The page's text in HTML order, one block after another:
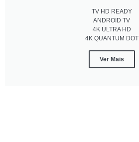
TV HD READY
ANDROID TV
4K ULTRA HD
4K QUANTUM DOT
Ver Mais